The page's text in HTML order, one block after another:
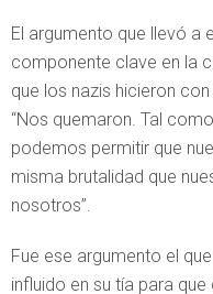
El argumento que llevó a
componente clave en la
que los nazis hicieron
“Nos quemaron. Tal
podemos permitir que
misma brutalidad que
nosotros”.
Fue ese argumento el
influido en su tía para